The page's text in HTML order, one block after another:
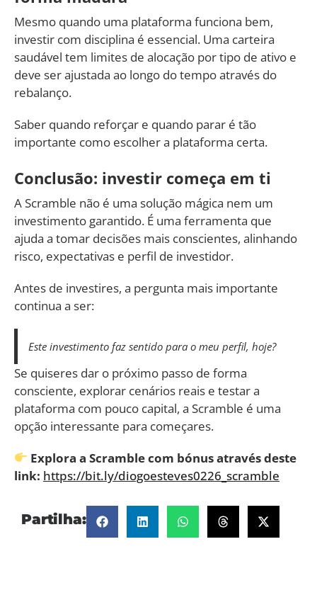
Mesmo quando uma plataforma funciona bem,
investir com disciplina é essencial. Uma carteira
saudável tem limites de alocação por tipo de ativo e
deve ser ajustada ao longo do tempo através do
rebalanço.
Saber quando reforçar e quando parar é tão
importante como escolher a plataforma certa.
Conclusão: investir começa em ti
A Scramble não é uma solução mágica nem um
investimento garantido. É uma ferramenta que
ajuda a tomar decisões mais conscientes, alinhando
risco, expectativas e perfil de investidor.
Antes de investires, a pergunta mais importante
continua a ser:
Este investimento faz sentido para o meu perfil, hoje?
Se quiseres dar o próximo passo de forma
consciente, explorar cenários reais e testar a
plataforma com pouco capital, a Scramble é uma
opção interessante para começares.
Explora a Scramble com bónus através deste
link: https://bit.ly/diogoesteves0226_scramble
Partilha: